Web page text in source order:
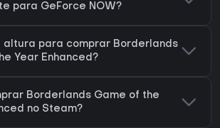
para GeForce NOW?
altura para comprar Borderlands
Year Enhanced?
Borderlands Game of the
no Steam?